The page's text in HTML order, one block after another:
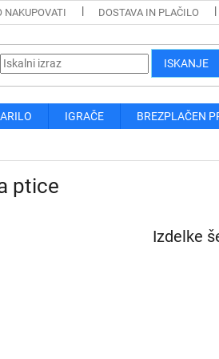
NAKUPOVATI DOSTAVA IN PLAČILO
ISKANJE
IGRAČE BREZPLAČEN
ptice
Izdelke